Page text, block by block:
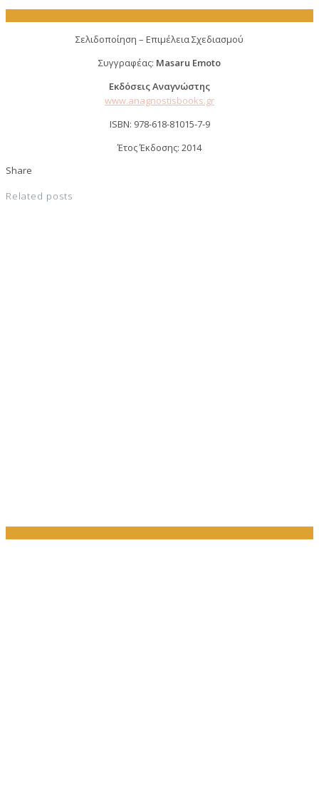
Σελιδοποίηση – Επιμέλεια Σχεδιασμού
Συγγραφέας: Masaru Emoto
Eκδόσεις Αναγνώστης
www.anagnostisbooks.gr
ISBN: 978-618-81015-7-9
Έτος Έκδοσης: 2014
Share
Related posts